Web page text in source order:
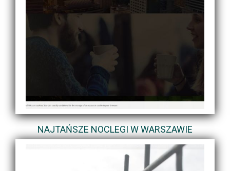
NAJTAŃSZE NOCLEGI W WARSZAWIE